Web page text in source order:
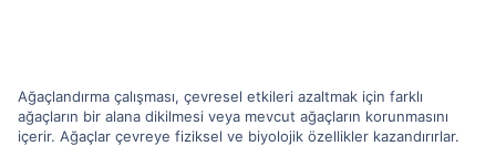
Ağaçlandırma çalışması, çevresel etkileri azaltmak için farklı
ağaçların bir alana dikilmesi veya mevcut ağaçların korunmasını
içerir. Ağaçlar çevreye fiziksel ve biyolojik özellikler kazandırırlar.